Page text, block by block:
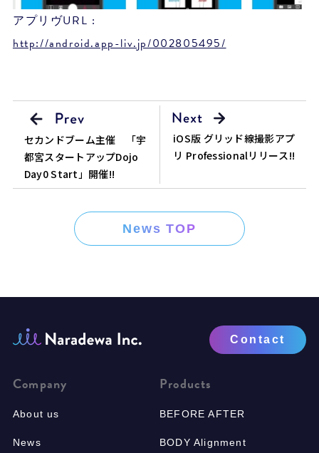
アプリヴURL :
http://android.app-liv.jp/002805495/
セカンドブーム主催 「宇
都宮スタートアップDojo
Day0 Start」開催!!
iOS版 グリッド線撮影アプ
リ Professionalリリース!!
News TOP
Contact
Company
About us
News
Products
BEFORE AFTER
BODY Alignment